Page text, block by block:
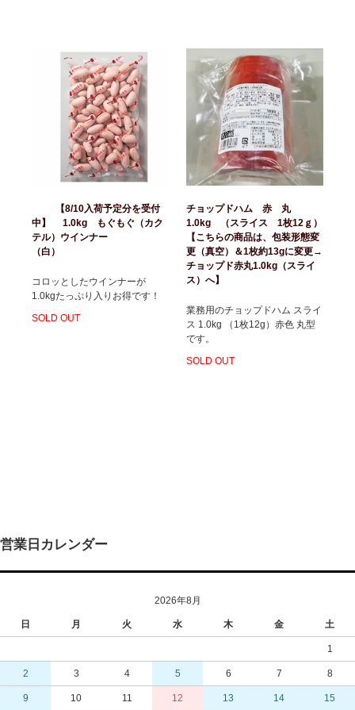
【8/10入荷予定分を受付
中】 1.0kg もぐもぐ（カク
テル）ウインナー
（白）
コロッとしたウインナーが
1.0kgたっぷり入りお得です！
SOLD OUT
チョップドハム 赤 丸
1.0kg （スライス 1枚12ｇ）
【こちらの商品は、包装形態変
更（真空）＆1枚約13gに変更→
チョップド赤丸1.0kg（スライ
ス）へ】
業務用のチョップドハム スライ
ス 1.0kg （1枚12g）赤色 丸型
です。
SOLD OUT
営業日カレンダー
2026年8月
日 月 火 水 木 金 土
1
2 3 4 5 6 7 8
9 10 11 12 13 14 15